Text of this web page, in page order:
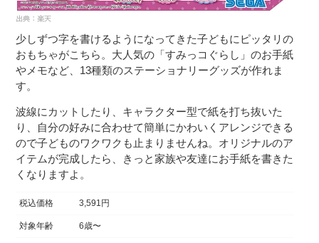
少しずつ字を書けるようになってきた子どもにピッタリの
おもちゃがこちら。大人気の「すみっコぐらし」のお手紙
やメモなど、13種類のステーショナリーグッズが作れま
す。
波線にカットしたり、キャラクター型で紙を打ち抜いた
り、自分の好みに合わせて簡単にかわいくアレンジできる
ので子どものワクワクも止まりませんね。オリジナルのア
イテムが完成したら、きっと家族や友達にお手紙を書きた
くなりますよ。
税込価格 3,591円
対象年齢 6歳〜